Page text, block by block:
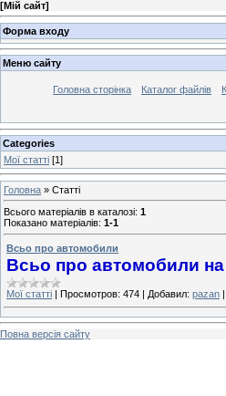
[Мій сайт]
Форма входу
Меню сайту
Головна сторінка Каталог файлів
Categories
Мої статті [1]
Головна » Статті
Всього матеріалів в каталозі: 1
Показано матеріалів: 1-1
Всьо про автомобили
Всьо про автомобили на
Мої статті | Просмотров: 474 | Добавил: pazan |
Повна версія сайту